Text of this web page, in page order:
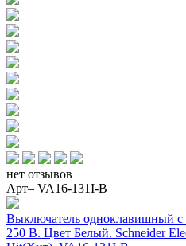
нет отзывов
Арт– VA16-131I-B
Выключатель одноклавишный с
250 В. Цвет Белый. Schneider